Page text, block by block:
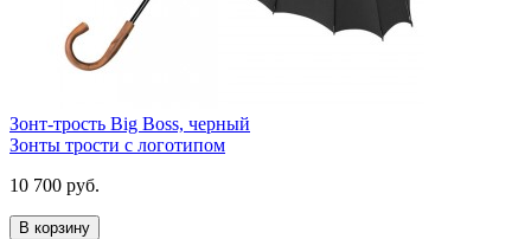
Зонт-трость Big Boss, черный
Зонты трости с логотипом
10 700 руб.
В корзину